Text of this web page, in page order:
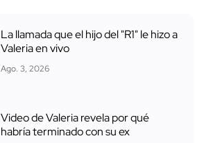
La llamada que el hijo del "R1" le hizo a
Valeria en vivo
Ago. 3, 2026
Video de Valeria revela por qué
habría terminado con su ex